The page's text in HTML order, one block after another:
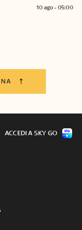
10 ago - 05:00
ACCEDI A SKY GO